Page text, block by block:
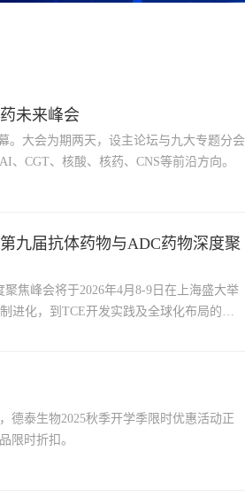
未来峰会
。大会为期两天，设主论坛与九大专题分会
CGT、核酸、核药、CNS等前沿方向。
九届抗体药物与ADC药物深度聚
焦峰会将于2026年4月8-9日在上海盛大举
进化，到TCE开发实践及全球化布局的全
德泰生物2025秋季开学季限时优惠活动正
限时折扣。